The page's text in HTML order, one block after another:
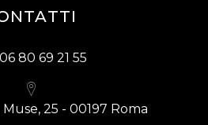
06 80 69 21 55
25 - 00197 Roma